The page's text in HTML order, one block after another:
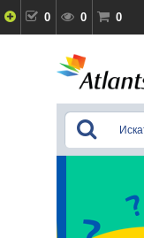
0 0 0